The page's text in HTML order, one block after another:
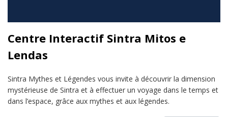
Centre Interactif Sintra Mitos e
Lendas
Sintra Mythes et Légendes vous invite à découvrir la dimension
mystérieuse de Sintra et à effectuer un voyage dans le temps et
dans l’espace, grâce aux mythes et aux légendes.